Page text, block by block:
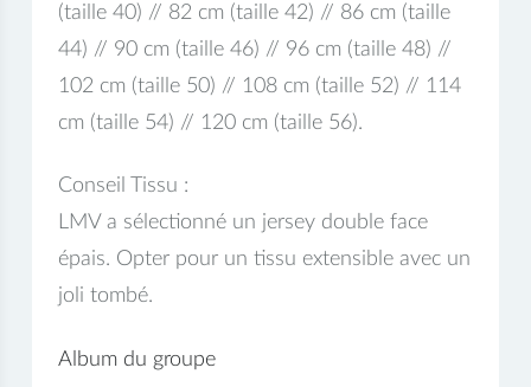
(taille 40) // 82 cm (taille 42) // 86 cm (taille
44) // 90 cm (taille 46) // 96 cm (taille 48) //
102 cm (taille 50) // 108 cm (taille 52) // 114
cm (taille 54) // 120 cm (taille 56).
Conseil Tissu :
LMV a sélectionné un jersey double face
épais. Opter pour un tissu extensible avec un
joli tombé.
Album du groupe